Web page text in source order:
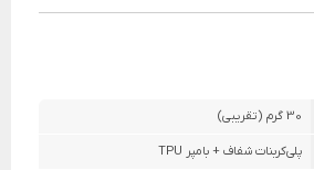
30 گرم (تقریبی)
پلی‌کربنات شفاف + بامپر TPU